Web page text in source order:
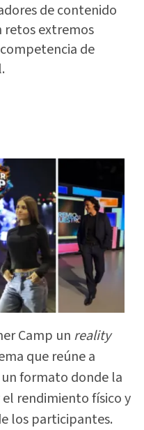
de contenido
retos extremos
de
Camp un reality
que reúne a
formato donde la
rendimiento físico y
los participantes.